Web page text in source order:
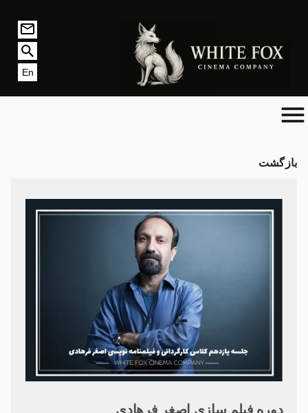
En
بازگشت